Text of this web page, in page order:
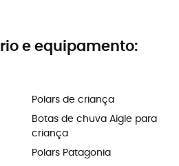
e equipamento:
Polars de criança
Botas de chuva Aigle para
criança
Polars Patagonia